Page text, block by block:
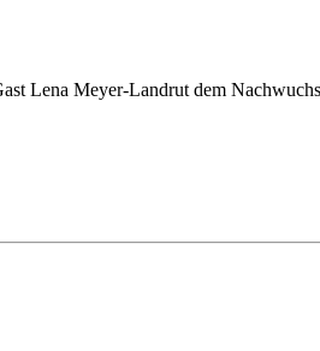
Lena Meyer-Landrut dem